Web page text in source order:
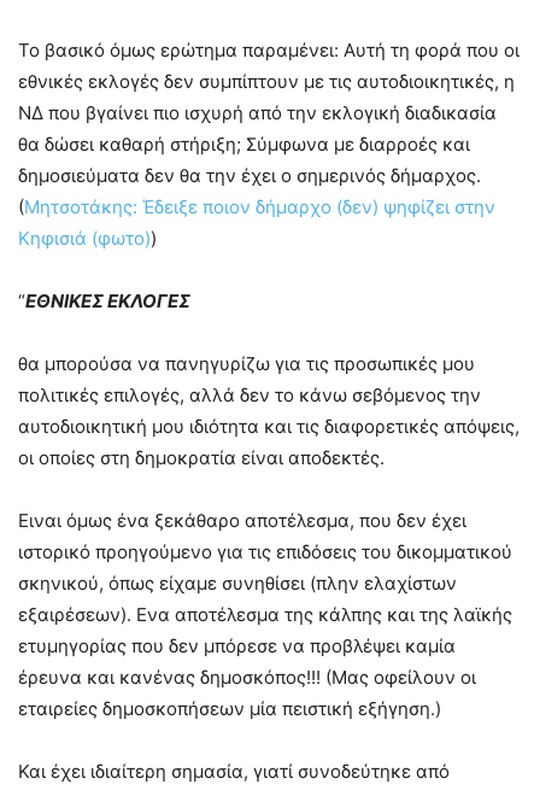
Το βασικό όμως ερώτημα παραμένει: Αυτή τη φορά που οι
εθνικές εκλογές δεν συμπίπτουν με τις αυτοδιοικητικές, η
ΝΔ που βγαίνει πιο ισχυρή από την εκλογική διαδικασία
θα δώσει καθαρή στήριξη; Σύμφωνα με διαρροές και
δημοσιεύματα δεν θα την έχει ο σημερινός δήμαρχος.
(Μητσοτάκης: Έδειξε ποιον δήμαρχο (δεν) ψηφίζει στην
Κηφισιά (φωτο))
“ΕΘΝΙΚΕΣ ΕΚΛΟΓΕΣ
θα μπορούσα να πανηγυρίζω για τις προσωπικές μου
πολιτικές επιλογές, αλλά δεν το κάνω σεβόμενος την
αυτοδιοικητική μου ιδιότητα και τις διαφορετικές απόψεις,
οι οποίες στη δημοκρατία είναι αποδεκτές.
Ειναι όμως ένα ξεκάθαρο αποτέλεσμα, που δεν έχει
ιστορικό προηγούμενο για τις επιδόσεις του δικομματικού
σκηνικού, όπως είχαμε συνηθίσει (πλην ελαχίστων
εξαιρέσεων). Ενα αποτέλεσμα της κάλπης και της λαϊκής
ετυμηγορίας που δεν μπόρεσε να προβλέψει καμία
έρευνα και κανένας δημοσκόπος!!! (Μας οφείλουν οι
εταιρείες δημοσκοπήσεων μία πειστική εξήγηση.)
Και έχει ιδιαίτερη σημασία, γιατί συνοδεύτηκε από